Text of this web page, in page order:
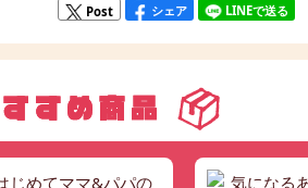
Post シェア LINEで送る